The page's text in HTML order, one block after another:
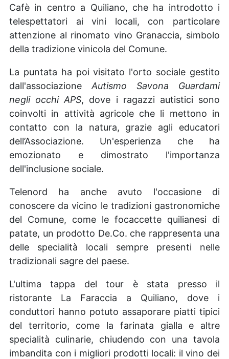
Cafè in centro a Quiliano, che ha introdotto i
telespettatori ai vini locali, con particolare
attenzione al rinomato vino Granaccia, simbolo
della tradizione vinicola del Comune.
La puntata ha poi visitato l'orto sociale gestito
dall'associazione
Autismo Savona Guardami
negli occhi APS, dove i ragazzi autistici sono
coinvolti in attività agricole che li mettono in
contatto con la natura, grazie agli educatori
dell’Associazione. Un'esperienza che ha
emozionato e dimostrato l'importanza
dell'inclusione sociale.
Telenord ha anche avuto l'occasione di
conoscere da vicino le tradizioni gastronomiche
del Comune, come le focaccette quilianesi di
patate, un prodotto De.Co. che rappresenta una
delle specialità locali sempre presenti nelle
tradizionali sagre del paese.
L'ultima tappa del tour è stata presso il
ristorante La Faraccia a Quiliano, dove i
conduttori hanno potuto assaporare piatti tipici
del territorio, come la farinata gialla e altre
specialità culinarie, chiudendo con una tavola
imbandita con i migliori prodotti locali: il vino dei